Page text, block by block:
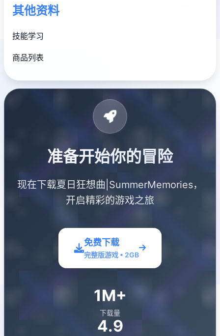
其他资料
技能学习
商品列表
准备开始你的冒险
现在下载夏日狂想曲|SummerMemories，
开启精彩的游戏之旅
免费下载
完整版游戏 • 2GB
1M+
下载量
4.9